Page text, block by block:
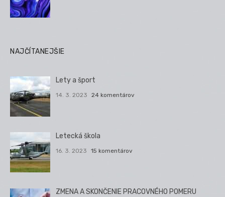
NAJČÍTANEJŠIE
Lety a šport
14. 3. 2023 24 komentárov
Letecká škola
16. 3. 2023 15 komentárov
ZMENA A SKONČENIE PRACOVNÉHO POMERU